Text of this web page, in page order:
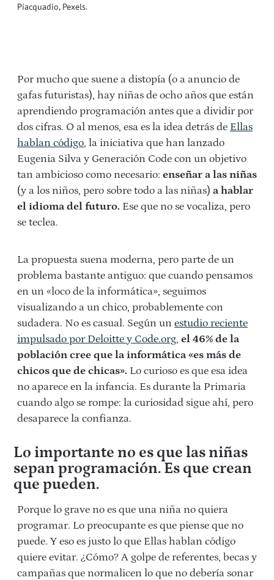
Piacquadio, Pexels.
Por mucho que suene a distopía (o a anuncio de
gafas futuristas), hay niñas de ocho años que están
aprendiendo programación antes que a dividir por
dos cifras. O al menos, esa es la idea detrás de Ellas
hablan código, la iniciativa que han lanzado
Eugenia Silva y Generación Code con un objetivo
tan ambicioso como necesario: enseñar a las niñas
(y a los niños, pero sobre todo a las niñas) a hablar
el idioma del futuro. Ese que no se vocaliza, pero
se teclea.
La propuesta suena moderna, pero parte de un
problema bastante antiguo: que cuando pensamos
en un «loco de la informática», seguimos
visualizando a un chico, probablemente con
sudadera. No es casual. Según un estudio reciente
impulsado por Deloitte y Code.org, el 46% de la
población cree que la informática «es más de
chicos que de chicas». Lo curioso es que esa idea
no aparece en la infancia. Es durante la Primaria
cuando algo se rompe: la curiosidad sigue ahí, pero
desaparece la confianza.
Lo importante no es que las niñas
sepan programación. Es que crean
que pueden.
Porque lo grave no es que una niña no quiera
programar. Lo preocupante es que piense que no
puede. Y eso es justo lo que Ellas hablan código
quiere evitar. ¿Cómo? A golpe de referentes, becas y
campañas que normalicen lo que no debería sonar